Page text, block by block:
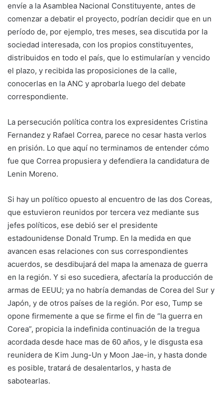
envíe a la Asamblea Nacional Constituyente, antes de
comenzar a debatir el proyecto, podrían decidir que en un
período de, por ejemplo, tres meses, sea discutida por la
sociedad interesada, con los propios constituyentes,
distribuidos en todo el país, que lo estimularían y vencido
el plazo, y recibida las proposiciones de la calle,
conocerlas en la ANC y aprobarla luego del debate
correspondiente.
La persecución política contra los expresidentes Cristina
Fernandez y Rafael Correa, parece no cesar hasta verlos
en prisión. Lo que aquí no terminamos de entender cómo
fue que Correa propusiera y defendiera la candidatura de
Lenin Moreno.
Si hay un político opuesto al encuentro de las dos Coreas,
que estuvieron reunidos por tercera vez mediante sus
jefes políticos, ese debió ser el presidente
estadounidense Donald Trump. En la medida en que
avancen esas relaciones con sus correspondientes
acuerdos, se desdibujará del mapa la amenaza de guerra
en la región. Y si eso sucediera, afectaría la producción de
armas de EEUU; ya no habría demandas de Corea del Sur y
Japón, y de otros países de la región. Por eso, Tump se
opone firmemente a que se firme el fin de “la guerra en
Corea”, propicia la indefinida continuación de la tregua
acordada desde hace mas de 60 años, y le disgusta esa
reunidera de Kim Jung-Un y Moon Jae-in, y hasta donde
es posible, tratará de desalentarlos, y hasta de
sabotearlas.